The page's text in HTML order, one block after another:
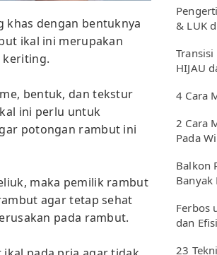
khas dengan bentuknya
ikal ini merupakan
keriting.
bentuk, dan tekstur
ini perlu untuk
potongan rambut ini
maka pemilik rambut
agar tetap sehat
pada rambut.
& LUK
HIJAU
4 Cara
2 Cara
Pada
Balkon
Banyak
Ferbos
dan
23